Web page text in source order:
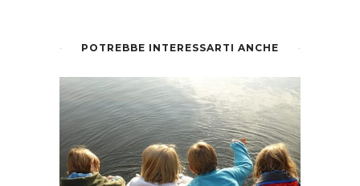
POTREBBE INTERESSARTI ANCHE